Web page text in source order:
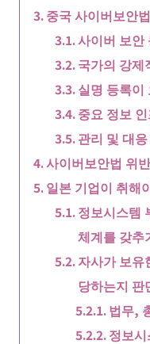
중국 사이버보안
사이버 보안
국가의 강제
실명 등록이
중요 정보
관리 및 대
사이버보안법 위
일본 기업이 취해
정보시스템
체계를 갖추
자사가 보유
당하는지 판
법무,
정보시